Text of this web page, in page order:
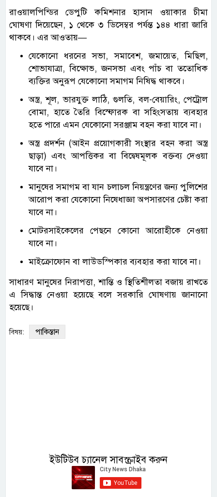
রাওয়ালপিন্ডির ডেপুটি কমিশনার হাসান ওয়াকার চীমা
ঘোষণা দিয়েছেন, ১ থেকে ৩ ডিসেম্বর পর্যন্ত ১৪৪ ধারা জারি
থাকবে। এর আওতায়—
যেকোনো ধরনের সভা, সমাবেশ, জমায়েত, মিছিল,
শোভাযাত্রা, বিক্ষোভ, জনসভা এবং পাঁচ বা ততোধিক
ব্যক্তির অনুরূপ যেকোনো সমাগম নিষিদ্ধ থাকবে।
অস্ত্র, শূল, ভারযুক্ত লাঠি, গুলতি, বল-বেয়ারিং, পেট্রোল
বোমা, হাতে তৈরি বিস্ফোরক বা সহিংসতায় ব্যবহার
হতে পারে এমন যেকোনো সরঞ্জাম বহন করা যাবে না।
অস্ত্র প্রদর্শন (আইন প্রয়োগকারী সংস্থার বহন করা অস্ত্র
ছাড়া) এবং আপত্তিকর বা বিদ্বেষমূলক বক্তব্য দেওয়া
যাবে না।
মানুষের সমাগম বা যান চলাচল নিয়ন্ত্রণের জন্য পুলিশের
আরোপ করা যেকোনো নিষেধাজ্ঞা অপসারণের চেষ্টা করা
যাবে না।
মোটরসাইকেলের পেছনে কোনো আরোহীকে নেওয়া
যাবে না।
মাইক্রোফোন বা লাউডস্পিকার ব্যবহার করা যাবে না।
সাধারণ মানুষের নিরাপত্তা, শান্তি ও স্থিতিশীলতা বজায় রাখতে
এ সিদ্ধান্ত নেওয়া হয়েছে বলে সরকারি ঘোষণায় জানানো
হয়েছে।
বিষয়: পাকিস্তান
ইউটিউব চ্যানেল সাবস্ক্রাইব করুন